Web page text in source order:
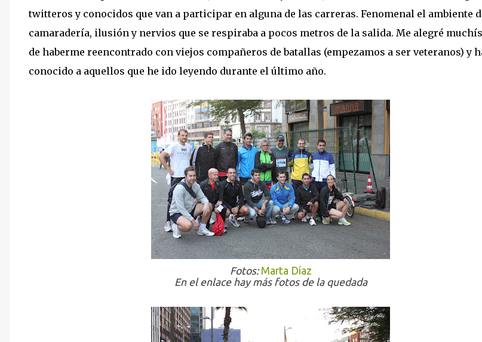
twitteros y conocidos que van a participar en alguna de las carreras. Fenomenal el ambiente
camaradería, ilusión y nervios que se respiraba a pocos metros de la salida. Me alegré
de haberme reencontrado con viejos compañeros de batallas (empezamos a ser veteranos) y
conocido a aquellos que he ido leyendo durante el último año.
Fotos:Marta Díaz
En el enlace hay más fotos de la quedada